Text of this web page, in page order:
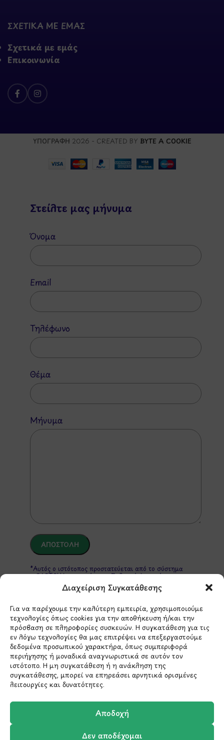
Διαχείριση Συγκατάθεσης
Για να παρέχουμε την καλύτερη εμπειρία, χρησιμοποιούμε
τεχνολογίες όπως cookies για την αποθήκευση ή/και την
πρόσβαση σε πληροφορίες συσκευών. Η συγκατάθεση για τις
εν λόγω τεχνολογίες θα μας επιτρέψει να επεξεργαστούμε
δεδομένα προσωπικού χαρακτήρα, όπως συμπεριφορά
περιήγησης ή μοναδικά αναγνωριστικά σε αυτόν τον
ιστότοπο. Η μη συγκατάθεση ή η ανάκληση της
συγκατάθεσης, μπορεί να επηρεάσει αρνητικά ορισμένες
λειτουργίες και δυνατότητες.
Αποδοχή
Δεν αποδέχομαι
ΣΧΕΤΙΚΑ ΜΕ ΕΜΑΣ
Σχετικά με εμάς
Επικοινωνία
ΥΠΟΓΡΑΦΗ 2026 - CREATED BY BYTE A COOKIE
Στείλτε μας μήνυμα
Όνομα
Email
Τηλέφωνο
Θέμα
Μήνυμα
*Αυτός ο ιστότοπος προστατεύεται από το σύστημα
reCAPTCHA και ισχύουν ηΠολιτική Απορρήτουκαι οι
Όροι Παροχής Υπηρεσιών της Google.
ΣΤΟΙΧΕΙΑ ΕΠΙΚΟΙΝΩΝΙΑΣ
Holargos Center (Ισόγειο)
Λ.Περικλέους 56,
Χολαργός 15561
info@ypografi.com